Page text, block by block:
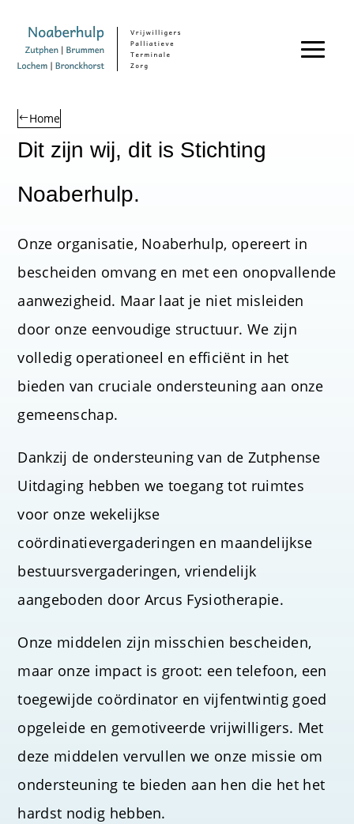
Home
Dit zijn wij, dit is Stichting
Noaberhulp.
Onze organisatie, Noaberhulp, opereert in
bescheiden omvang en met een onopvallende
aanwezigheid. Maar laat je niet misleiden
door onze eenvoudige structuur. We zijn
volledig operationeel en efficiënt in het
bieden van cruciale ondersteuning aan onze
gemeenschap.
Dankzij de ondersteuning van de Zutphense
Uitdaging hebben we toegang tot ruimtes
voor onze wekelijkse
coördinatievergaderingen en maandelijkse
bestuursvergaderingen, vriendelijk
aangeboden door Arcus Fysiotherapie.
Onze middelen zijn misschien bescheiden,
maar onze impact is groot: een telefoon, een
toegewijde coördinator en vijfentwintig goed
opgeleide en gemotiveerde vrijwilligers. Met
deze middelen vervullen we onze missie om
ondersteuning te bieden aan hen die het het
hardst nodig hebben.